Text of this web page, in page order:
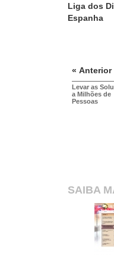
Liga dos
Espanha
« Anterior
Levar as
a Milhões de
Pessoas
SAIBA